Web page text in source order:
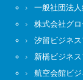
一般社団法
株式会社グ
汐留ビジネス
新橋ビジネス
航空会館ビジ